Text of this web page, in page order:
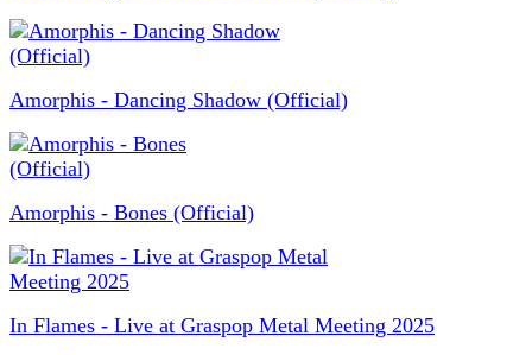
Amorphis - Dancing Shadow (Official)
Amorphis - Bones (Official)
In Flames - Live at Graspop Metal Meeting 2025